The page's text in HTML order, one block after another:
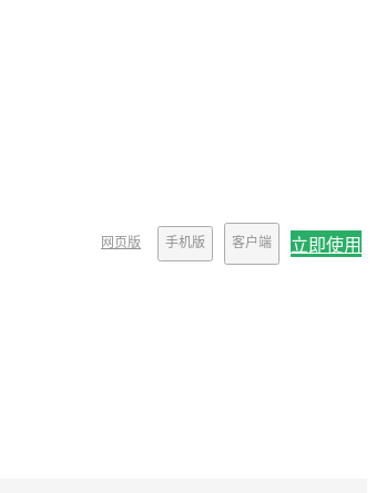
网页版 手机版 客户端 立即使用